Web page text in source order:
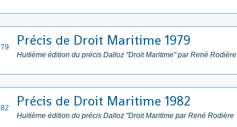
Précis de Droit Maritime 1979
Huitième édition du précis Dalloz "Droit Maritime" par René Rodière
Précis de Droit Maritime 1982
Huitième édition du précis Dalloz "Droit Maritime par René Rodière